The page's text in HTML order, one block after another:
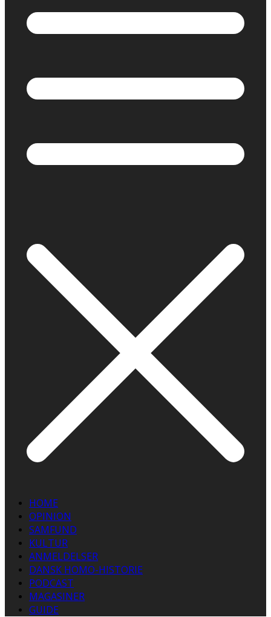
HOME
OPINION
SAMFUND
KULTUR
ANMELDELSER
DANSK HOMO-HISTORIE
PODCAST
MAGASINER
GUIDE